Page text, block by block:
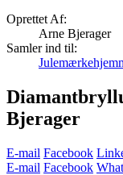
Oprettet Af:
Arne Bjerager
Samler ind til:
Bjerager
E-mail Facebook
E-mail Facebook